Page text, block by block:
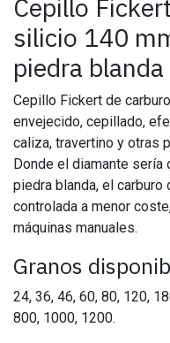
Cepillo
silicio 140
piedra blanda
Cepillo Fickert de
envejecido, cepillado,
caliza, travertino y otras
Donde el diamante sería
piedra blanda, el
controlada a menor
máquinas manuales.
Granos
24, 36, 46, 60, 80, 120,
800, 1000, 1200.